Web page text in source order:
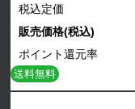
税込定価
販売価格(税込)
ポイント還元率
送料無料